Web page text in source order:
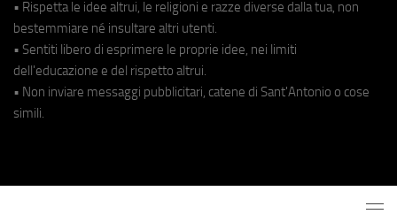
• Rispetta le idee altrui, le religioni e razze diverse dalla tua, non
bestemmiare né insultare altri utenti.
• Sentiti libero di esprimere le proprie idee, nei limiti
dell'educazione e del rispetto altrui.
• Non inviare messaggi pubblicitari, catene di Sant'Antonio o cose
simili.